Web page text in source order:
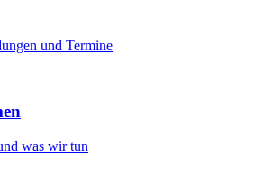
und Termine
was wir tun